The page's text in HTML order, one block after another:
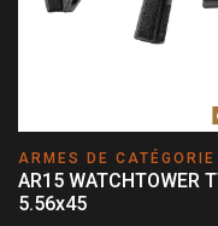
ARMES DE CATÉGORIE
AR15 WATCHTOWER
5.56x45